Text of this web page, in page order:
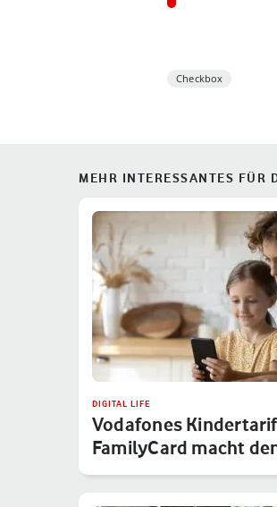
Checkbox
MEHR INTERESSANTES FÜR
DIGITAL LIFE
Vodafones
FamilyCard macht
sicher